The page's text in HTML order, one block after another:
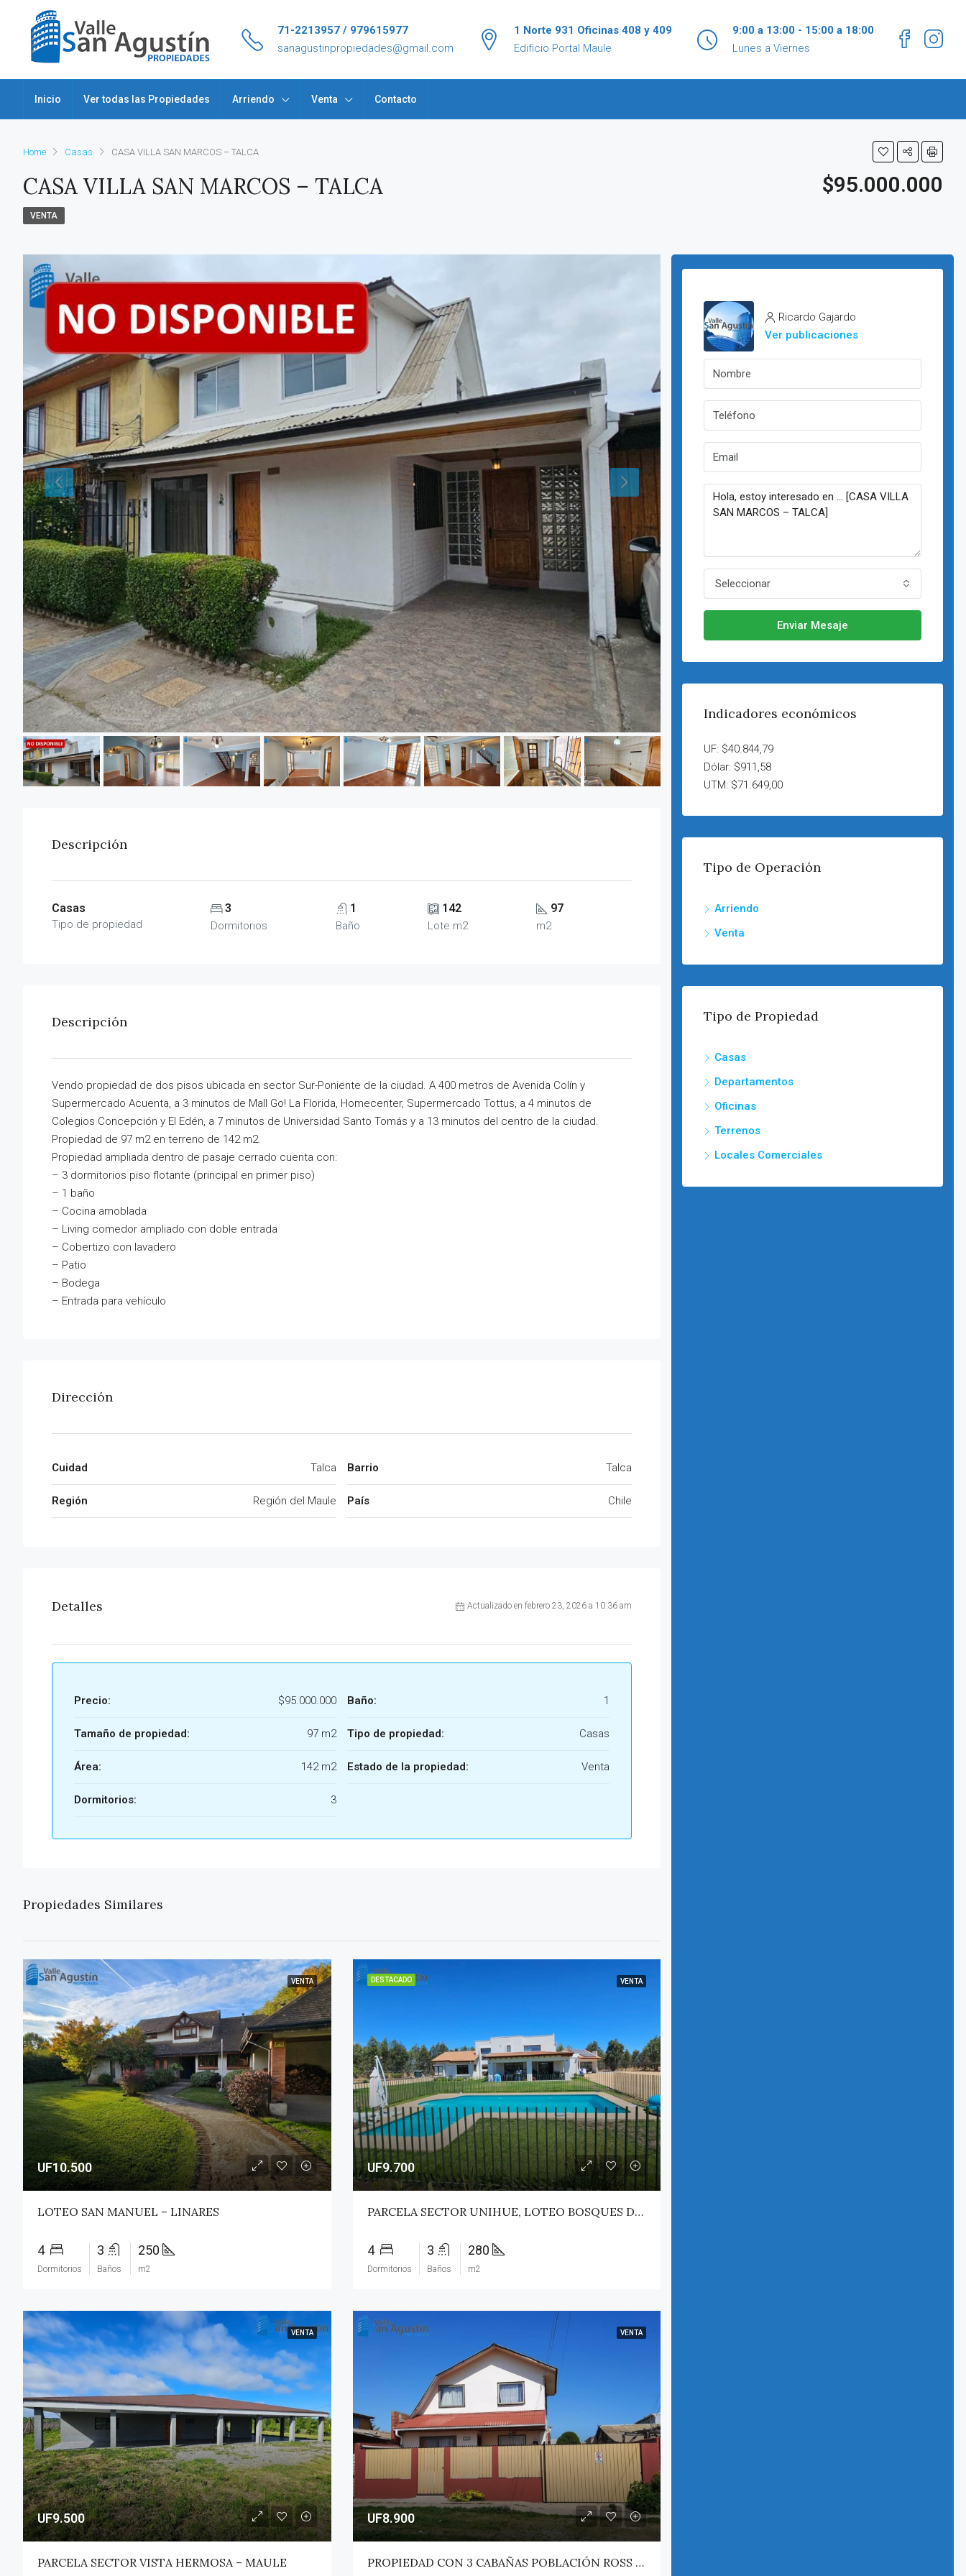
71-2213957 / 979615977
sanagustinpropiedades@gmail.com
1 Norte 931 Oficinas 408 y 409
Edificio Portal Maule
9:00 a 13:00 - 15:00 a 18:00
Lunes a Viernes
Inicio Ver todas las Propiedades Arriendo Venta Contacto
Home Casas CASA VILLA SAN MARCOS – TALCA
CASA VILLA SAN MARCOS – TALCA $95.000.000
VENTA
Descripción
Casas
Tipo de propiedad
3
Dormitorios
1
Baño
142
Lote m2
97
m2
Descripción
Vendo propiedad de dos pisos ubicada en sector Sur-Poniente de la ciudad. A 400 metros de Avenida Colín y
Supermercado Acuenta, a 3 minutos de Mall Go! La Florida, Homecenter, Supermercado Tottus, a 4 minutos de
Colegios Concepción y El Edén, a 7 minutos de Universidad Santo Tomás y a 13 minutos del centro de la ciudad.
Propiedad de 97 m2 en terreno de 142 m2.
Propiedad ampliada dentro de pasaje cerrado cuenta con:
– 3 dormitorios piso flotante (principal en primer piso)
– 1 baño
– Cocina amoblada
– Living comedor ampliado con doble entrada
– Cobertizo con lavadero
– Patio
– Bodega
– Entrada para vehículo
Dirección
Cuidad Talca
Región Región del Maule
Barrio Talca
País Chile
Detalles Actualizado en febrero 23, 2026 a 10:36 am
Precio: $95.000.000
Tamaño de propiedad: 97 m2
Área: 142 m2
Dormitorios: 3
Baño: 1
Tipo de propiedad: Casas
Estado de la propiedad: Venta
Propiedades Similares
VENTA
UF10.500
LOTEO SAN MANUEL – LINARES
4
Dormitorios
3
Baños
250
m2
DESTACADO VENTA
UF9.700
PARCELA SECTOR UNIHUE, LOTEO BOSQUES DEL VALLE – MAULE
4
Dormitorios
3
Baños
280
m2
VENTA
UF9.500
PARCELA SECTOR VISTA HERMOSA – MAULE
VENTA
UF8.900
PROPIEDAD CON 3 CABAÑAS POBLACIÓN ROSS – PICHILEMU
Ricardo Gajardo
Ver publicaciones
Seleccionar
Enviar Mesaje
Indicadores económicos
UF: $40.844,79
Dólar: $911,58
UTM: $71.649,00
Tipo de Operación
Arriendo
Venta
Tipo de Propiedad
Casas
Departamentos
Oficinas
Terrenos
Locales Comerciales